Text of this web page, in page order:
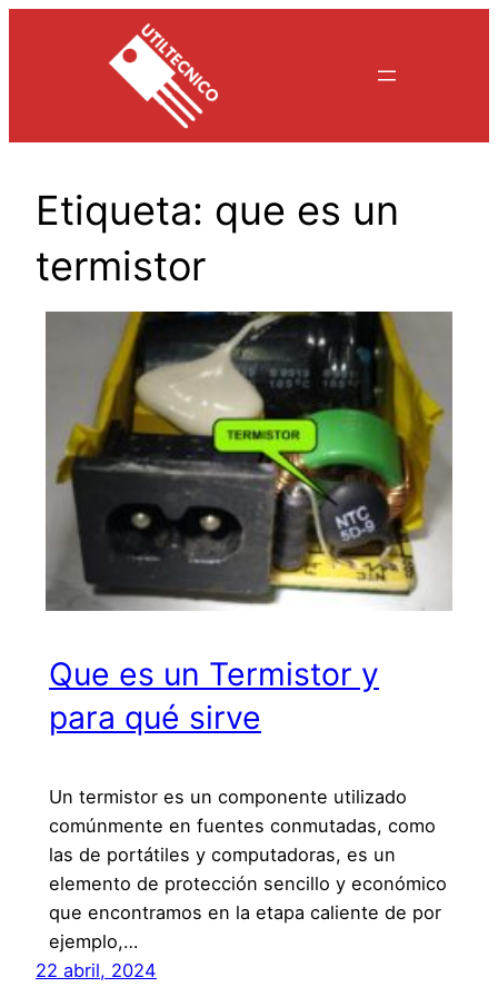
Etiqueta: que es un
termistor
Que es un Termistor y
para qué sirve
Un termistor es un componente utilizado
comúnmente en fuentes conmutadas, como
las de portátiles y computadoras, es un
elemento de protección sencillo y económico
que encontramos en la etapa caliente de por
ejemplo,…
22 abril, 2024